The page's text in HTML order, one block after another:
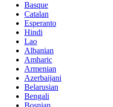
Basque
Catalan
Esperanto
Hindi
Lao
Albanian
Amharic
Armenian
Azerbaijani
Belarusian
Bengali